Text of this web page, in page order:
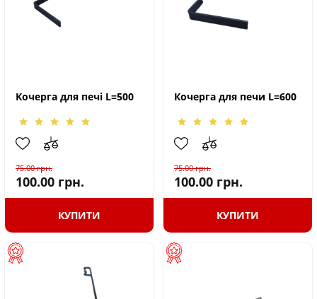
Кочерга для печі L=500
75.00грн.
100.00 грн.
КУПИТИ
Кочерга для печи L=600
75.00грн.
100.00 грн.
КУПИТИ